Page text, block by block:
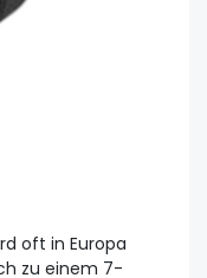
oft in Europa
zu einem 7-